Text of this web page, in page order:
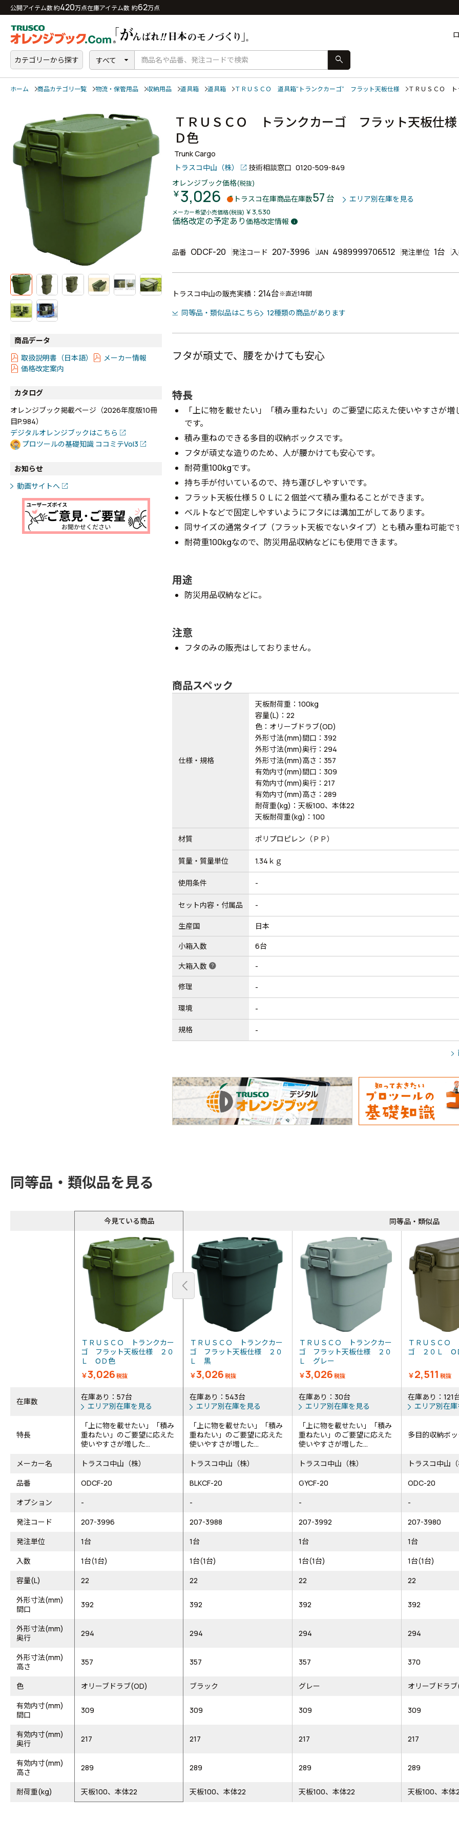
公開アイテム数 約420万点在庫アイテム数 約62万点
カテゴリーから探す すべて search
ホーム 商品カテゴリ一覧 物流・保管用品 収納用品 道具箱 道具箱 ＴＲＵＳＣＯ 道具箱“トランクカーゴ” フラット天板仕様 ＴＲＵＳＣＯ
商品データ
取扱説明書（日本語）
メーカー情報
価格改定案内
カタログ
オレンジブック掲載ページ（2026年度版10冊
目P.984）
デジタルオレンジブックはこちら
プロツールの基礎知識 ココミテVol3
お知らせ
動画サイトへ
ＴＲＵＳＣＯ トランクカーゴ フラット天板
Ｄ色
Trunk Cargo
トラスコ中山（株）
技術相談窓口 0120-509-849
オレンジブック価格(税抜)
￥3,026 トラスコ在庫商品在庫数57台 エリア別在庫を見る
メーカー希望小売価格(税抜) ￥3,530
価格改定の予定あり価格改定情報 info
品番 ODCF-20 発注コード 207-3996 JAN 4989999706512 発注単位 1台
トラスコ中山の販売実績： 214台※直近1年間
同等品・類似品はこちら 12種類の商品があります
フタが頑丈で、腰をかけても安心
特長
「上に物を載せたい」「積み重ねたい」のご要望に応えた使いやすさが
です。
積み重ねのできる多目的収納ボックスです。
フタが頑丈な造りのため、人が腰かけても安心です。
耐荷重100kgです。
持ち手が付いているので、持ち運びしやすいです。
フラット天板仕様５０Ｌに２個並べて積み重ねることができます。
ベルトなどで固定しやすいようにフタには溝加工がしてあります。
同サイズの通常タイプ（フラット天板でないタイプ）とも積み重ね可能で
耐荷重100kgなので、防災用品収納などにも使用できます。
用途
防災用品収納などに。
注意
フタのみの販売はしておりません。
商品スペック
仕様・規格
天板耐荷重：100kg
容量(L)：22
色：オリーブドラブ(OD)
外形寸法(mm)間口：392
外形寸法(mm)奥行：294
外形寸法(mm)高さ：357
有効内寸(mm)間口：309
有効内寸(mm)奥行：217
有効内寸(mm)高さ：289
耐荷重(kg)：天板100、本体22
天板耐荷重(kg)：100
材質 ポリプロピレン（ＰＰ）
質量・質量単位 1.34ｋｇ
使用条件 -
セット内容・付属品 -
生産国 日本
小箱入数 6台
大箱入数 help -
修理 -
環境 -
規格 -
同等品・類似品を見る
今見ている商品 同等品
ＴＲＵＳＣＯ トランクカー
ゴ フラット天板仕様 ２０
Ｌ ОＤ色
￥3,026 税抜
ＴＲＵＳＣＯ トランクカー
ゴ フラット天板仕様 ２０
Ｌ 黒
￥3,026 税抜
ＴＲＵＳＣＯ トランクカー
ゴ フラット天板仕様 ２０
Ｌ グレー
￥3,026 税抜
ＴＲＵＳＣＯ
ゴ ２０Ｌ
￥2,511 税抜
在庫数
在庫あり：57台
エリア別在庫を見る
在庫あり：543台
エリア別在庫を見る
在庫あり：30台
エリア別在庫を見る
在庫あり：121
エリア別在
特長
「上に物を載せたい」「積み
重ねたい」のご要望に応えた
使いやすさが増した...
「上に物を載せたい」「積み
重ねたい」のご要望に応えた
使いやすさが増した...
「上に物を載せたい」「積み
重ねたい」のご要望に応えた
使いやすさが増した...
多目的収納ボ
メーカー名 トラスコ中山（株） トラスコ中山（株） トラスコ中山（株）
トラスコ中山
品番
ODCF-20 BLKCF-20 GYCF-20
ODC-20
オプション
- - -
-
発注コード
207-3996 207-3988 207-3992
207-3980
発注単位
1台 1台 1台
1台
入数
1台(1台) 1台(1台) 1台(1台)
1台(1台)
容量(L)
22 22 22
22
外形寸法(mm)
間口
392 392 392 392
外形寸法(mm)
奥行
294 294 294 294
外形寸法(mm)
高さ
357 357 357 370
色 オリーブドラブ(OD) ブラック グレー
オリーブドラ
有効内寸(mm)
間口
309 309 309 309
有効内寸(mm)
奥行
217 217 217 217
有効内寸(mm)
高さ
289 289 289 289
耐荷重(kg) 天板100、本体22 天板100、本体22 天板100、本体22 天板100、本体
同等品・類似品